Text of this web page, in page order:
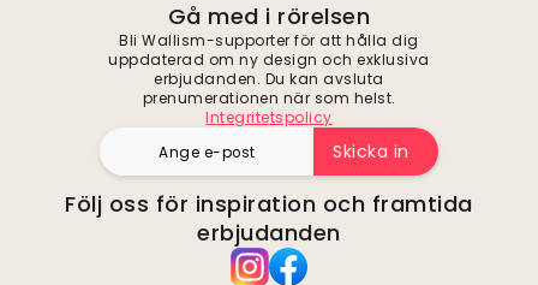
Gå med i rörelsen
Bli Wallism-supporter för att hålla dig
uppdaterad om ny design och exklusiva
erbjudanden. Du kan avsluta
prenumerationen när som helst.
Integritetspolicy
Skicka in
Följ oss för inspiration och framtida
erbjudanden